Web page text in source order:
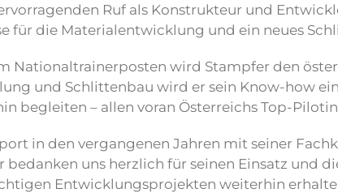
Ruf als Konstrukteur und
für die Materialentwicklung und ein neues
Nationaltrainerposten wird Stampfer den
und Schlittenbau wird er sein Know-how
begleiten – allen voran Österreichs Top-
in den vergangenen Jahren mit seiner
uns herzlich für seinen Einsatz und
Entwicklungsprojekten weiterhin